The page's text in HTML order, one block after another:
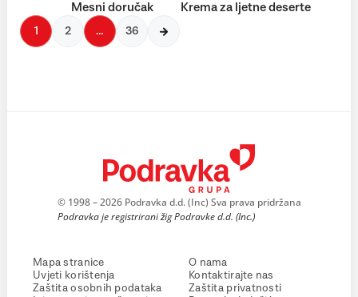
Mesni doručak Krema za ljetne deserte
1 2 … 36
© 1998 – 2026 Podravka d.d. (Inc) Sva prava pridržana
Podravka je registrirani žig Podravke d.d. (Inc.)
Mapa stranice
Uvjeti korištenja
Zaštita osobnih podataka
O nama
Kontaktirajte nas
Zaštita privatnosti